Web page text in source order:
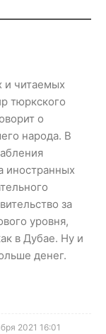
и читаемых
тюркского
о
народа. В
иностранных
за
уровня,
в Дубае. Ну и
денег.
2021 16:01